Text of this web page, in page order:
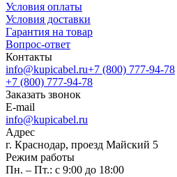
Условия оплаты
Условия доставки
Гарантия на товар
Вопрос-ответ
Контакты
info@kupicabel.ru+7 (800) 777-94-78
+7 (800) 777-94-78
Заказать звонок
E-mail
info@kupicabel.ru
Адрес
г. Краснодар, проезд Майский 5
Режим работы
Пн. – Пт.: с 9:00 до 18:00